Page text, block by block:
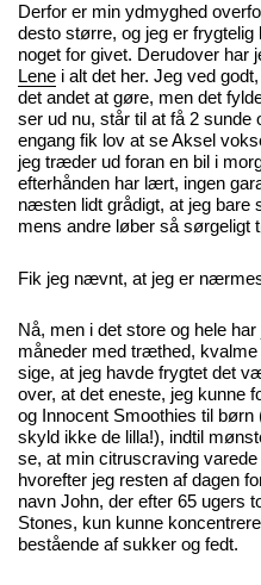
Derfor er min ydmyghed
desto større, og jeg er
noget for givet. Derudover har
Lenei alt det her. Jeg ved
det andet at gøre, men det
ser ud nu, står til at få 2
engang fik lov at se Aksel
jeg træder ud foran en bil i
efterhånden har lært, ingen
næsten lidt grådigt, at jeg bare
mens andre løber så sørgeligt
Fik jeg nævnt, at jeg er
Nå, men i det store og hele
måneder med træthed,
sige, at jeg havde frygtet det
over, at det eneste, jeg kunne
og Innocent Smoothies til
skyld ikke de lilla!), indtil
se, at min citruscraving
hvorefter jeg resten af dagen
navn John, der efter 65 ugers
Stones, kun kunne
bestående af sukker og fedt.